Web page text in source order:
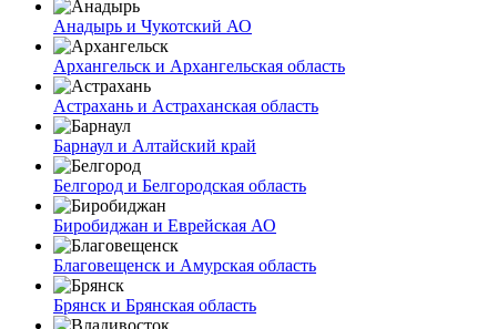
Анадырь и Чукотский АО
Архангельск и Архангельская область
Астрахань и Астраханская область
Барнаул и Алтайский край
Белгород и Белгородская область
Биробиджан и Еврейская АО
Благовещенск и Амурская область
Брянск и Брянская область